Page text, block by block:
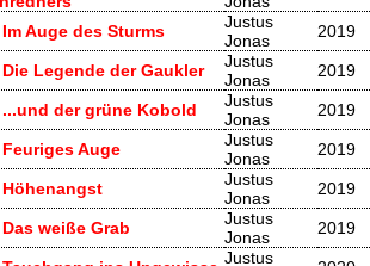
Auge des Sturms
Justus
Jonas
2019
Die Legende der Gaukler
Justus
Jonas
2019
...und der grüne Kobold
Justus
Jonas
2019
Feuriges Auge
Justus
Jonas
2019
Höhenangst
Justus
Jonas
2019
weiße Grab
Justus
Jonas
2019
Justus